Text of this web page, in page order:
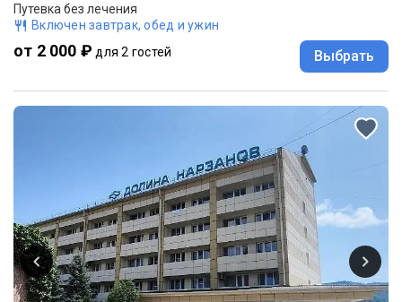
Путевка без лечения
Включен завтрак, обед и ужин
от 2 000 ₽ для 2 гостей Выбрать